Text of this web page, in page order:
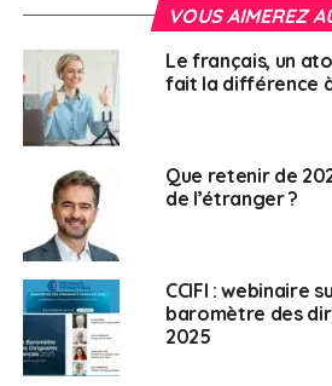
> Programme
Environnement international et
administrative des transactions
commerce international
le déroulement d’une
Comprendre et bien utiliser les
importance des Incoterms
VOUS AIMEREZ
Le français, un
fait la différence
Que retenir de
de l’étranger ?
CCIFI : webinaire
baromètre des
2025